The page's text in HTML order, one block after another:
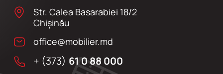
Str. Calea Basarabiei 18/2
Chişinău
office@mobilier.md
+ (373) 61 0 88 000